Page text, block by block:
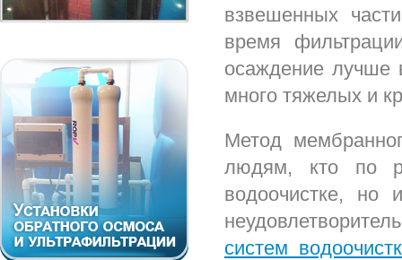
взвешенных
время
осаждение лучше
много тяжелых и
Метод
людям, кто по
водоочистке, но
систем